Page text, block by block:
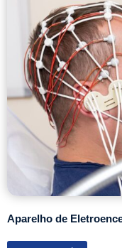
Aparelho de